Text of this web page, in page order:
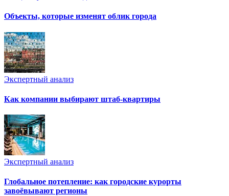
Объекты, которые изменят облик города
Экспертный анализ
Как компании выбирают штаб-квартиры
Экспертный анализ
Глобальное потепление: как городские курорты
завоёвывают регионы